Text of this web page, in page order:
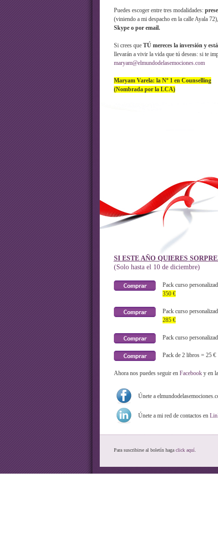
Puedes escoger entre tres modalidades:
(viniendo a mi despacho en la calle Ayala
Skype o por email.
Si crees que TÚ mereces la inversión y
llevarán a vivir la vida que tú deseas: si te
maryam@elmundodelasemociones.com
Maryam Varela: la Nº 1 en Counselling
(Nombrada por la LCA)
SI ESTE AÑO QUIERES
(Solo hasta el 10 de diciembre)
Pack curso
350 €
Pack curso
285 €
Pack curso
Pack de 2 libros = 25 €
Ahora nos puedes seguir en Facebooky en
Únete a
Únete a mi red de contactos en
Para suscribirse al boletín haga click aquí.